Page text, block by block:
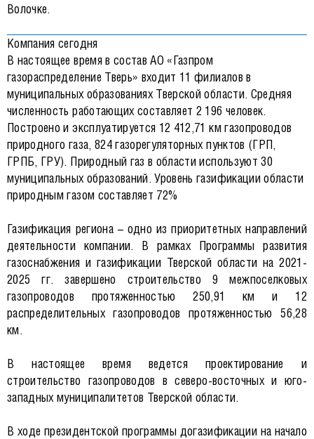
Волочке.
Компания сегодня
В настоящее время в состав АО «Газпром
газораспределение Тверь» входит 11 филиалов в
муниципальных образованиях Тверской области. Средняя
численность работающих составляет 2 196 человек.
Построено и эксплуатируется 12 412,71 км газопроводов
природного газа, 824 газорегуляторных пунктов (ГРП,
ГРПБ, ГРУ). Природный газ в области используют 30
муниципальных образований. Уровень газификации области
природным газом составляет 72%
Газификация региона – одно из приоритетных направлений
деятельности компании. В рамках Программы развития
газоснабжения и газификации Тверской области на 2021-
2025 гг. завершено строительство 9 межпоселковых
газопроводов протяженностью 250,91 км и 12
распределительных газопроводов протяженностью 56,28
км.
В настоящее время ведется проектирование и
строительство газопроводов в северо-восточных и юго-
западных муниципалитетов Тверской области.
В ходе президентской программы догазификации на начало